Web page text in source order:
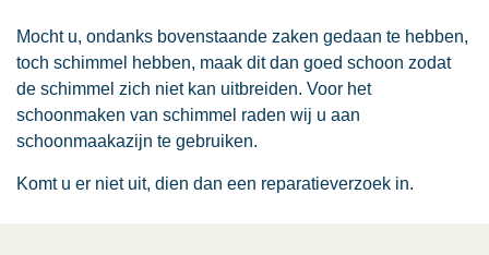
Mocht u, ondanks bovenstaande zaken gedaan te hebben,
toch schimmel hebben, maak dit dan goed schoon zodat
de schimmel zich niet kan uitbreiden. Voor het
schoonmaken van schimmel raden wij u aan
schoonmaakazijn te gebruiken.
Komt u er niet uit, dien dan een reparatieverzoek in.